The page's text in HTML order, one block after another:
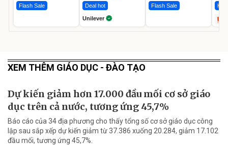
Flash Sale Deal hot
Unilever
Flash Sale Hot
XEM THÊM GIÁO DỤC - ĐÀO TẠO
Dự kiến giảm hơn 17.000 đầu mối cơ sở giáo
dục trên cả nước, tương ứng 45,7%
Báo cáo của 34 địa phương cho thấy tổng số cơ sở giáo dục công
lập sau sắp xếp dự kiến giảm từ 37.386 xuống 20.284, giảm 17.102
đầu mối, tương ứng 45,7%.